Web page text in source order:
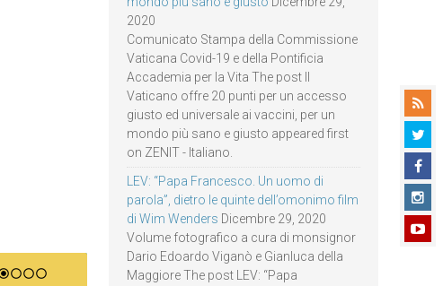
2020
Comunicato Stampa della Commissione
Vaticana Covid-19 e della Pontificia
Accademia per la Vita The post Il
Vaticano offre 20 punti per un accesso
giusto ed universale ai vaccini, per un
mondo più sano e giusto appeared first
on ZENIT - Italiano.
LEV: “Papa Francesco. Un uomo di
parola”, dietro le quinte dell’omonimo film
di Wim Wenders Dicembre 29, 2020
Volume fotografico a cura di monsignor
Dario Edoardo Viganò e Gianluca della
Maggiore The post LEV: “Papa